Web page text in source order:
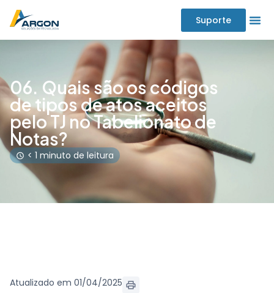
Suporte
06. Quais são os códigos
de tipos de atos aceitos
pelo TJ no Tabelionato de
Notas?
< 1 minuto de leitura
Atualizado em 01/04/2025